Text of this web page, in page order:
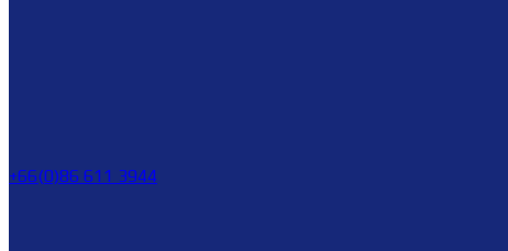
+66(0)86 611 3944